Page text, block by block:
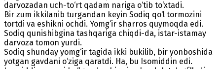
darvozadan uch-to‘rt qadam nariga o‘tib to‘xtadi.
Bir zum ikkilanib turgandan keyin Sodiq qo‘l tormozini
tortdi va eshikni ochdi. Yomg‘ir sharros quymoqda edi.
Sodiq qunishibgina tashqariga chiqdi-da, istar-istamay
darvoza tomon yurdi.
Sodiq shunday yomg‘ir tagida ikki bukilib, bir yonboshida
yotgan gavdani o‘ziga qaratdi. Ha, bu Isomiddin edi.